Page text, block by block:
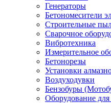
Генераторы
Бетономесители
Строительные
Сварочное
Вибротехника
Измерительное
Бетонорезы
Установки
Воздуходувки
Бензобуры
Оборудование